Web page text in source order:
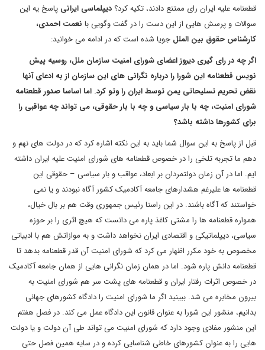
قطعنامه علیه ایران رای ممتنع دادند، تکیه کرد؟ دیپلماسی ایرانی پاسخ یه این
سوالات و پرسش هایی از این دست را در گفت وگویی با نعمت احمدی،
کارشناس حقوق بین الملل جویا شده است که در ادامه می خوانید:
اگر چه در رای گیری دیروز اعضای شورای امنیت سازمان ملل، روسیه پیش
نویس قطعنامه این شورا را درباره نگرانی های این سازمان از به ادعای آنها
نقض تحریم تسلیحاتی یمن توسط ایران را وتو کرد. اما اساسا صدور قطعنامه
شورای امنیت، چه با بار سیاسی و چه با بار حقوقی، می تواند چه عواقبی را
برای کشورها داشته باشد؟
قبل از پاسخ به این سوال شما باید به این نکته اشاره کرد که در دولت های نهم و
دهم ما تجربه تلخی را در خصوص قطعنامه های شورای امنیت علیه ایران داشته
ایم. اما در آن زمان دولتمردان بر ابعاد، عواقب و بار سیاسی – حقوقی این
قطعنامه ها علیرغم هشدارهای جامعه آکادمیک کشور آگاه نبودند و یا نمی
خواستند که آگاه باشند. در این راستا رئیس جمهوری وقت هم بر بال خیال،
همواره قطعنامه ها را مشتی کاغذ پاره می دانست که هیچ اثری را بر حوزه
سیاسی، دیپلماتیکی و اقتصادی ایران نخواهد داشت و به موازاتش هم با ادبیاتی
مخصوص به خود مکرر اظهار می کرد که شورای امنیت آن قدر قطعنامه بدهد تا
قطعنامه دانش پاره شود. اما در همان زمان نگرانی هایی از همان جامعه آکادمیک
در خصوص اثرات رفتار ایران و قطعنامه های پشت سر هم شورای امنیت به
بیرون مخابره می شد. ببینید اگر ما شورای امنیت را دادگاه کشورهای جهانی
بدانیم، منشور این شورا به عنوان قانون این دادگاه عمل می کند. در فصل هفتم
این منشور مفادی وجود دارد که شورای امنیت می تواند طی آن دولت و یا دولت
هایی را به عنوان کشورهای خاطی شناسایی کرده و در سایه همین فصل حتی